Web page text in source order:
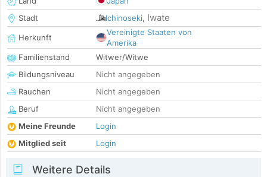
Stadt
Ichinoseki, Iwate
Herkunft
Vereinigte Staaten von
Amerika
Familienstand
Witwer/Witwe
Bildungsniveau
Nicht angegeben
Rauchen
Nicht angegeben
Beruf
Nicht angegeben
Meine Freunde
Login
Mitglied seit
Login
Weitere Details